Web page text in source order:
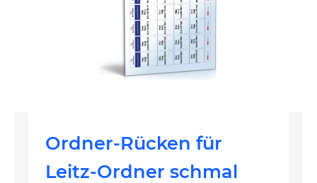
Ordner-Rücken für
Leitz-Ordner schmal